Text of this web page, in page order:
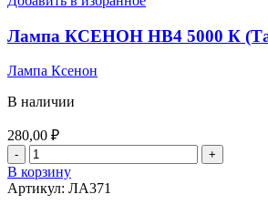
SMD
керамика
(28*35)
Лампа КСЕНОН HB4 5000 К
Лампа Ксенон
В наличии
280,00 ₽
Количество
товара
Лампа
КСЕНОН
В корзину
Артикул: ЛА371